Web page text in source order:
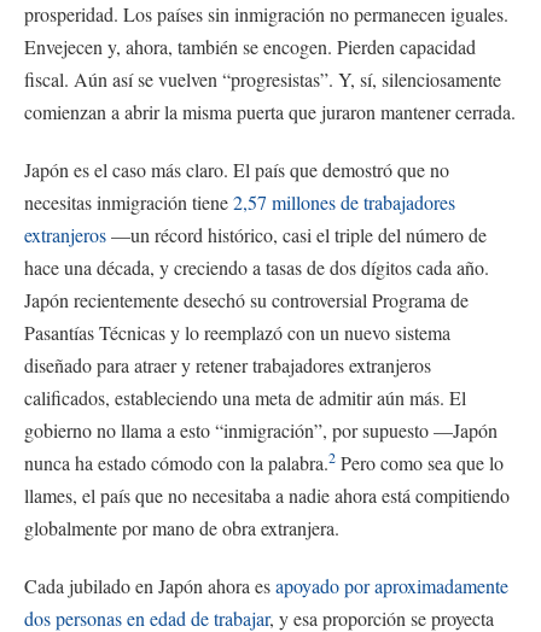
prosperidad. Los países sin inmigración no permanecen iguales.
Envejecen y, ahora, también se encogen. Pierden capacidad
fiscal. Aún así se vuelven “progresistas”. Y, sí, silenciosamente
comienzan a abrir la misma puerta que juraron mantener cerrada.
Japón es el caso más claro. El país que demostró que no
necesitas inmigración tiene2,57 millones de trabajadores
extranjeros—un récord histórico, casi el triple del número de
hace una década, y creciendo a tasas de dos dígitos cada año.
Japón recientemente desechó su controversial Programa de
Pasantías Técnicas y lo reemplazó con un nuevo sistema
diseñado para atraer y retener trabajadores extranjeros
calificados, estableciendo una meta de admitir aún más. El
gobierno no llama a esto “inmigración”, por supuesto —Japón
nunca ha estado cómodo con la palabra.2 Pero como sea que lo
llames, el país que no necesitaba a nadie ahora está compitiendo
globalmente por mano de obra extranjera.
Cada jubilado en Japón ahora esapoyado por aproximadamente
dos personas en edad de trabajar, y esa proporción se proyecta